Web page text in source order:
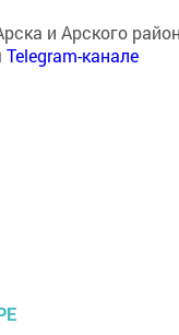
и Арского
Telegram-канале